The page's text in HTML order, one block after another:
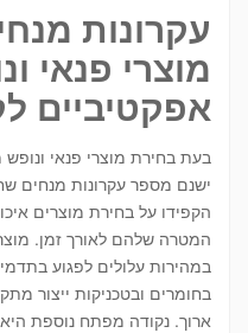
עקרונות
מוצרי פנאי
אפקטיביים
בעת בחירת מוצרי פנאי
ישנם מספר עקרונות מנחים
הקפידו על בחירת מוצרים
המטרה שלהם לאורך זמן.
במהירות עלולים לפגוע
בחומרים ובטכניקות ייצור
ארוך. נקודה מפתח נוספת